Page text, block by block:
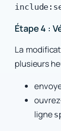
Étape 4 :
La
plusieurs
ligne